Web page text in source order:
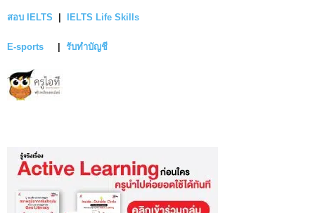
สอบ IELTS IELTS Life Skills
E-sports รับทำบัญชี